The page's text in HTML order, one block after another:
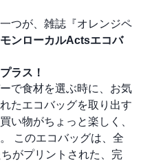
つが、雑誌『オレンジペ
ンローカルActsエコバ
ラス！
で食材を選ぶ時に、お気
たエコバッグを取り出す
い物がちょっと楽しく、
このエコバッグは、全
がプリントされた、完